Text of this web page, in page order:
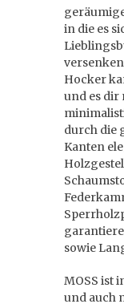
in die es
Hocker
und es dir
durch die
Kanten
sowie
MOSS ist
und auch